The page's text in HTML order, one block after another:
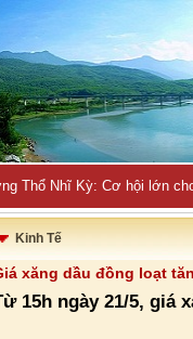
Thổ Nhĩ Kỳ: Cơ hội lớn
Kinh Tế
xăng dầu đồng loạt
15h ngày 21/5, giá